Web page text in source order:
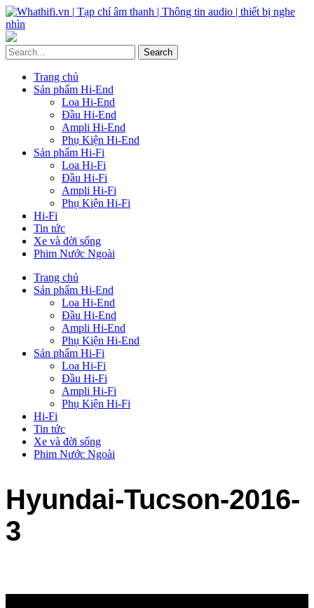
Trang chủ
Sản phẩm Hi-End
Loa Hi-End
Đầu Hi-End
Ampli Hi-End
Phụ Kiện Hi-End
Sản phẩm Hi-Fi
Loa Hi-Fi
Đầu Hi-Fi
Ampli Hi-Fi
Phụ Kiện Hi-Fi
Hi-Fi
Tin tức
Xe và đời sống
Phim Nước Ngoài
Trang chủ
Sản phẩm Hi-End
Loa Hi-End
Đầu Hi-End
Ampli Hi-End
Phụ Kiện Hi-End
Sản phẩm Hi-Fi
Loa Hi-Fi
Đầu Hi-Fi
Ampli Hi-Fi
Phụ Kiện Hi-Fi
Hi-Fi
Tin tức
Xe và đời sống
Phim Nước Ngoài
Hyundai-Tucson-2016-
3